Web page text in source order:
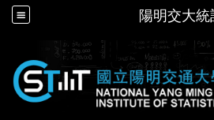
陽明交大統